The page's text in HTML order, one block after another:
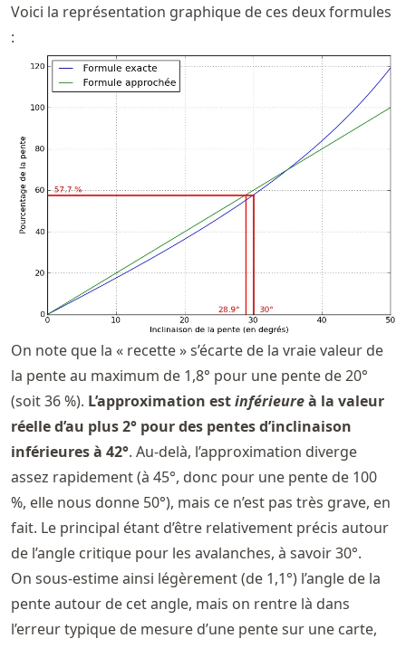
=
\frac{x}
0,5
\cdot x
Voici la représentation graphique de ces deux formules
:
On note que la « recette » s’écarte de la vraie valeur de
la pente au maximum de 1,8° pour une pente de 20°
(soit 36 %). L’approximation estinférieureà la valeur
réelle d’au plus 2° pour des pentes d’inclinaison
inférieures à 42°. Au-delà, l’approximation diverge
assez rapidement (à 45°, donc pour une pente de 100
%, elle nous donne 50°), mais ce n’est pas très grave, en
fait. Le principal étant d’être relativement précis autour
de l’angle critique pour les avalanches, à savoir 30°.
On sous-estime ainsi légèrement (de 1,1°) l’angle de la
pente autour de cet angle, mais on rentre là dans
l’erreur typique de mesure d’une pente sur une carte,